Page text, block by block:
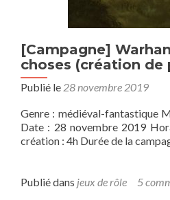
[Campagne]
choses (création de
Publié le 28 novembre 2019
Genre : médiéval-fantastique
Date : 28 novembre 2019
création : 4h Durée de la
Publié dans jeux de rôle 5